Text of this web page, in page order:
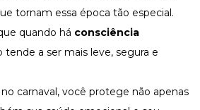
tornam essa época tão especial.
quando há consciência
tende a ser mais leve, segura e
carnaval, você protege não apenas